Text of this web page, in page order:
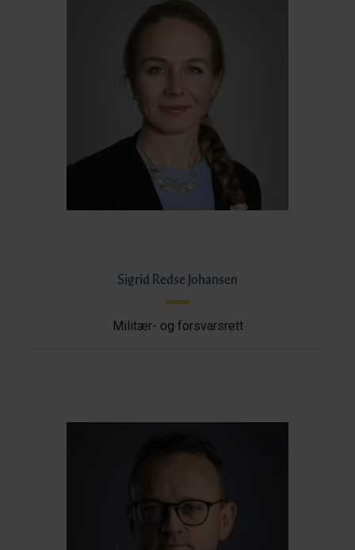
Sigrid Redse Johansen
Militær- og forsvarsrett